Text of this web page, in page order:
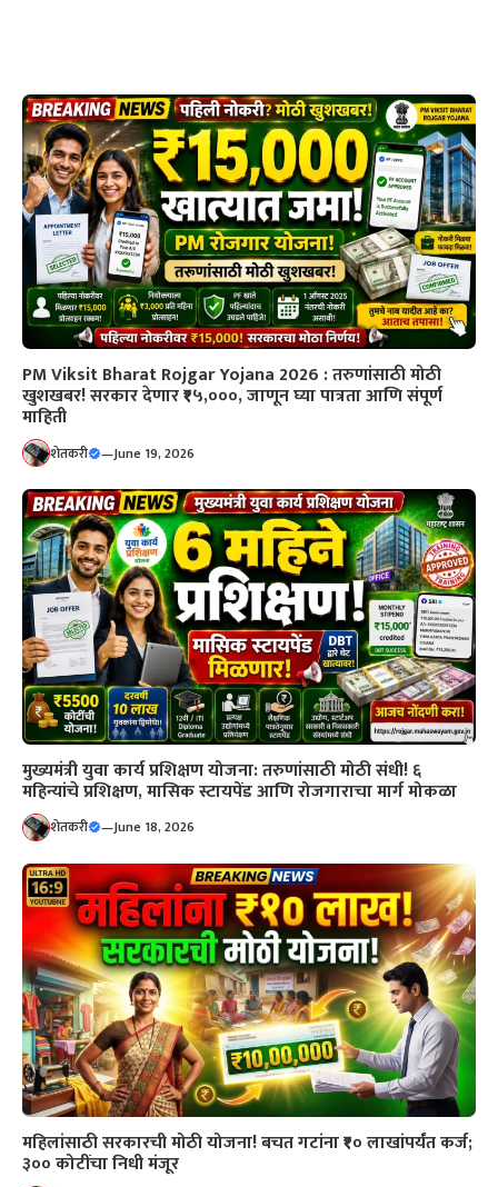
PM Viksit Bharat Rojgar Yojana 2026 : तरुणांसाठी मोठी
खुशखबर! सरकार देणार ₹१५,०००, जाणून घ्या पात्रता आणि संपूर्ण
माहिती
शेतकरी —June 19, 2026
मुख्यमंत्री युवा कार्य प्रशिक्षण योजना: तरुणांसाठी मोठी संधी! ६
महिन्यांचे प्रशिक्षण, मासिक स्टायपेंड आणि रोजगाराचा मार्ग मोकळा
शेतकरी —June 18, 2026
महिलांसाठी सरकारची मोठी योजना! बचत गटांना ₹१० लाखांपर्यंत कर्ज;
३०० कोटींचा निधी मंजूर